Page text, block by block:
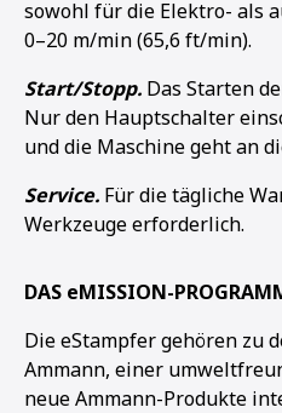
sowohl für die Elektro- als
0–20 m/min (65,6 ft/min).
Start/Stopp. Das Starten
Nur den Hauptschalter
und die Maschine geht an
Service. Für die tägliche
Werkzeuge erforderlich.
DAS eMISSION-
Die eStampfer gehören zu
Ammann, einer
neue Ammann-Produkte